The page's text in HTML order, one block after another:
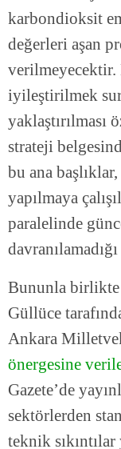
karbondioksit
değerleri aşan
verilmeyecektir.
iyileştirilmek
strateji
bu ana
yapılmaya
paralelinde
Bununla birlikte
Güllüce
Ankara
önergesine
Gazete’de
sektörlerden
teknik